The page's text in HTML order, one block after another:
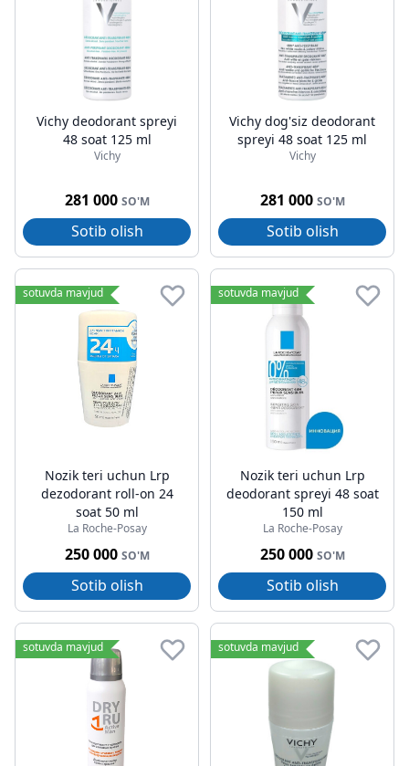
Vichy deodorant spreyi
48 soat 125 ml
Vichy
281 000 SO'M
Sotib olish
Vichy dog'siz deodorant
spreyi 48 soat 125 ml
Vichy
281 000 SO'M
Sotib olish
sotuvda mavjud
Nozik teri uchun Lrp
dezodorant roll-on 24
soat 50 ml
La Roche-Posay
250 000 SO'M
Sotib olish
sotuvda mavjud
Nozik teri uchun Lrp
deodorant spreyi 48 soat
150 ml
La Roche-Posay
250 000 SO'M
Sotib olish
sotuvda mavjud sotuvda mavjud